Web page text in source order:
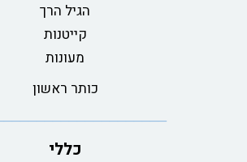
הגיל הרך
קייטנות
מעונות
כותר ראשון
כללי